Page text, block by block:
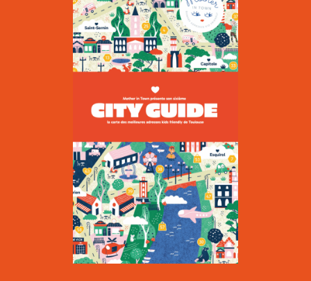
Le Kiwi
CULTURE